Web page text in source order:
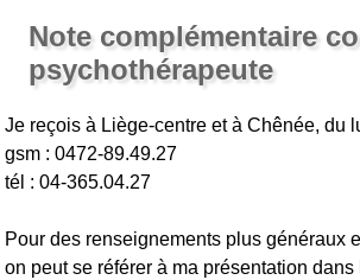
Note complémentaire
psychothérapeute
Je reçois à Liège-centre et à Chênée, du
gsm : 0472-89.49.27
tél : 04-365.04.27
Pour des renseignements plus généraux
on peut se référer à ma présentation